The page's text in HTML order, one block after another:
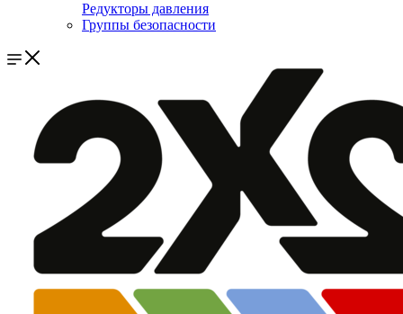
Редукторы давления
Группы безопасности